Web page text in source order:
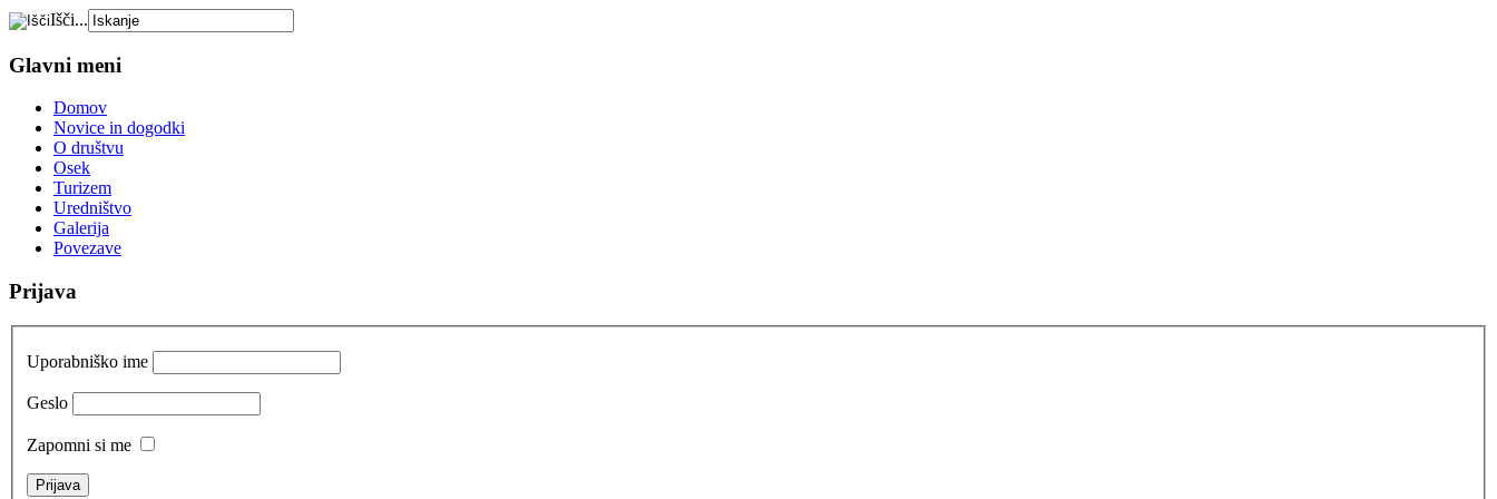
Išči...
Glavni meni
Domov
Novice in dogodki
O društvu
Osek
Turizem
Uredništvo
Galerija
Povezave
Prijava
Uporabniško ime
Geslo
Zapomni si me